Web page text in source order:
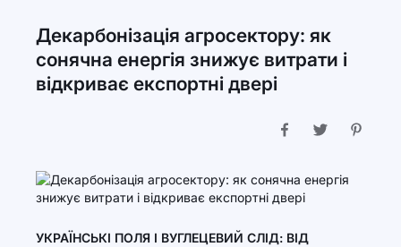
Декарбонізація агросектору: як
сонячна енергія знижує витрати і
відкриває експортні двері
УКРАЇНСЬКІ ПОЛЯ І ВУГЛЕЦЕВИЙ СЛІД: ВІД